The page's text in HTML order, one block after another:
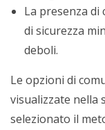
La presenza
di sicurezza
deboli.
Le opzioni di
visualizzate nella
selezionato il